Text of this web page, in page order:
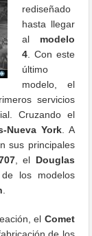
rediseñado
hasta llegar
al modelo
4 . Con este
último
modelo, el
servicios
Cruzando el
Nueva York. A
sus principales
, el Douglas
los modelos
el Comet
de los